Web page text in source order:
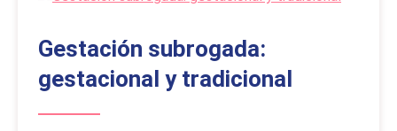
Gestación subrogada:
gestacional y tradicional